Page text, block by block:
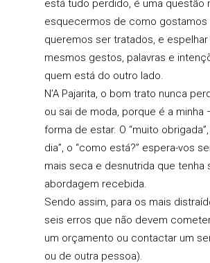
está tudo perdido, é uma questão
esquecermos de como gostamos
queremos ser tratados, e
mesmos gestos, palavras e
quem está do outro lado.
N’A Pajarita, o bom trato nunca
ou sai de moda, porque é a minha
forma de estar. O “muito
dia”, o “como está?” espera-vos
mais seca e desnutrida que tenha
abordagem recebida.
Sendo assim, para os mais
seis erros que não devem
um orçamento ou contactar um
ou de outra pessoa).